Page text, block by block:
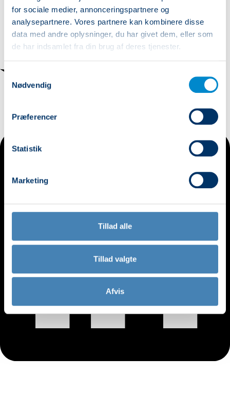
for sociale medier, annonceringspartnere og
analysepartnere. Vores partnere kan kombinere disse
data med andre oplysninger, du har givet dem, eller som
de har indsamlet fra din brug af deres tjenester.
Samtykkevalg
Nødvendig
Præferencer
Statistik
Marketing
Tillad alle
Tillad valgte
Afvis